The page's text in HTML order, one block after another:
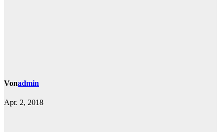
Vonadmin
Apr. 2, 2018